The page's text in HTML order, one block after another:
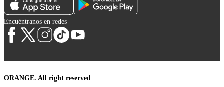
Encuéntranos en redes
ORANGE. All right reserved